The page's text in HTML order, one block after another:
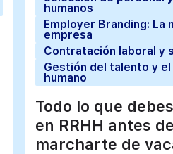
humanos
Employer Branding: La
empresa
Contratación laboral y
Gestión del talento y
humano
Todo lo que
en RRHH antes de
marcharte de